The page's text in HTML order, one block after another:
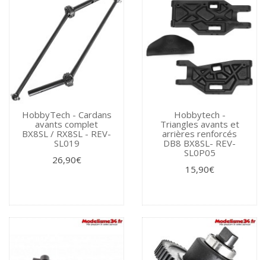
HobbyTech - Cardans
avants complet
BX8SL / RX8SL - REV-
SL019
26,90€
Hobbytech -
Triangles avants et
arrières renforcés
DB8 BX8SL- REV-
SL0P05
15,90€